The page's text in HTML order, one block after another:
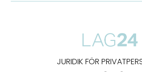
JURIDIK FÖR